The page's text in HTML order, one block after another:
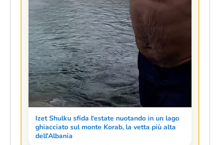
Izet Shulku sfida l'estate nuotando in un lago
ghiacciato sul monte Korab, la vetta più alta
dell'Albania